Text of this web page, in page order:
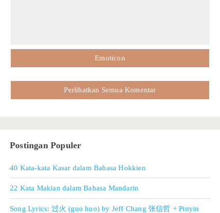
Emoticon
Perlihatkan Semua Komentar
Postingan Populer
40 Kata-kata Kasar dalam Bahasa Hokkien
22 Kata Makian dalam Bahasa Mandarin
Song Lyrics: 过火 (guo huo) by Jeff Chang 张信哲 + Pinyin